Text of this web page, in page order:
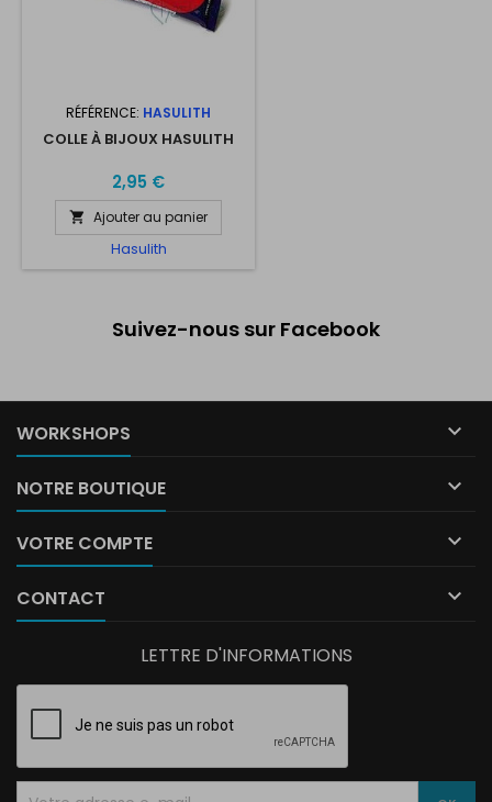
RÉFÉRENCE: HASULITH
COLLE À BIJOUX HASULITH
2,95 €
 Ajouter au panier
Hasulith
Suivez-nous sur Facebook
WORKSHOPS 
NOTRE BOUTIQUE 
VOTRE COMPTE 
CONTACT 
LETTRE D'INFORMATIONS